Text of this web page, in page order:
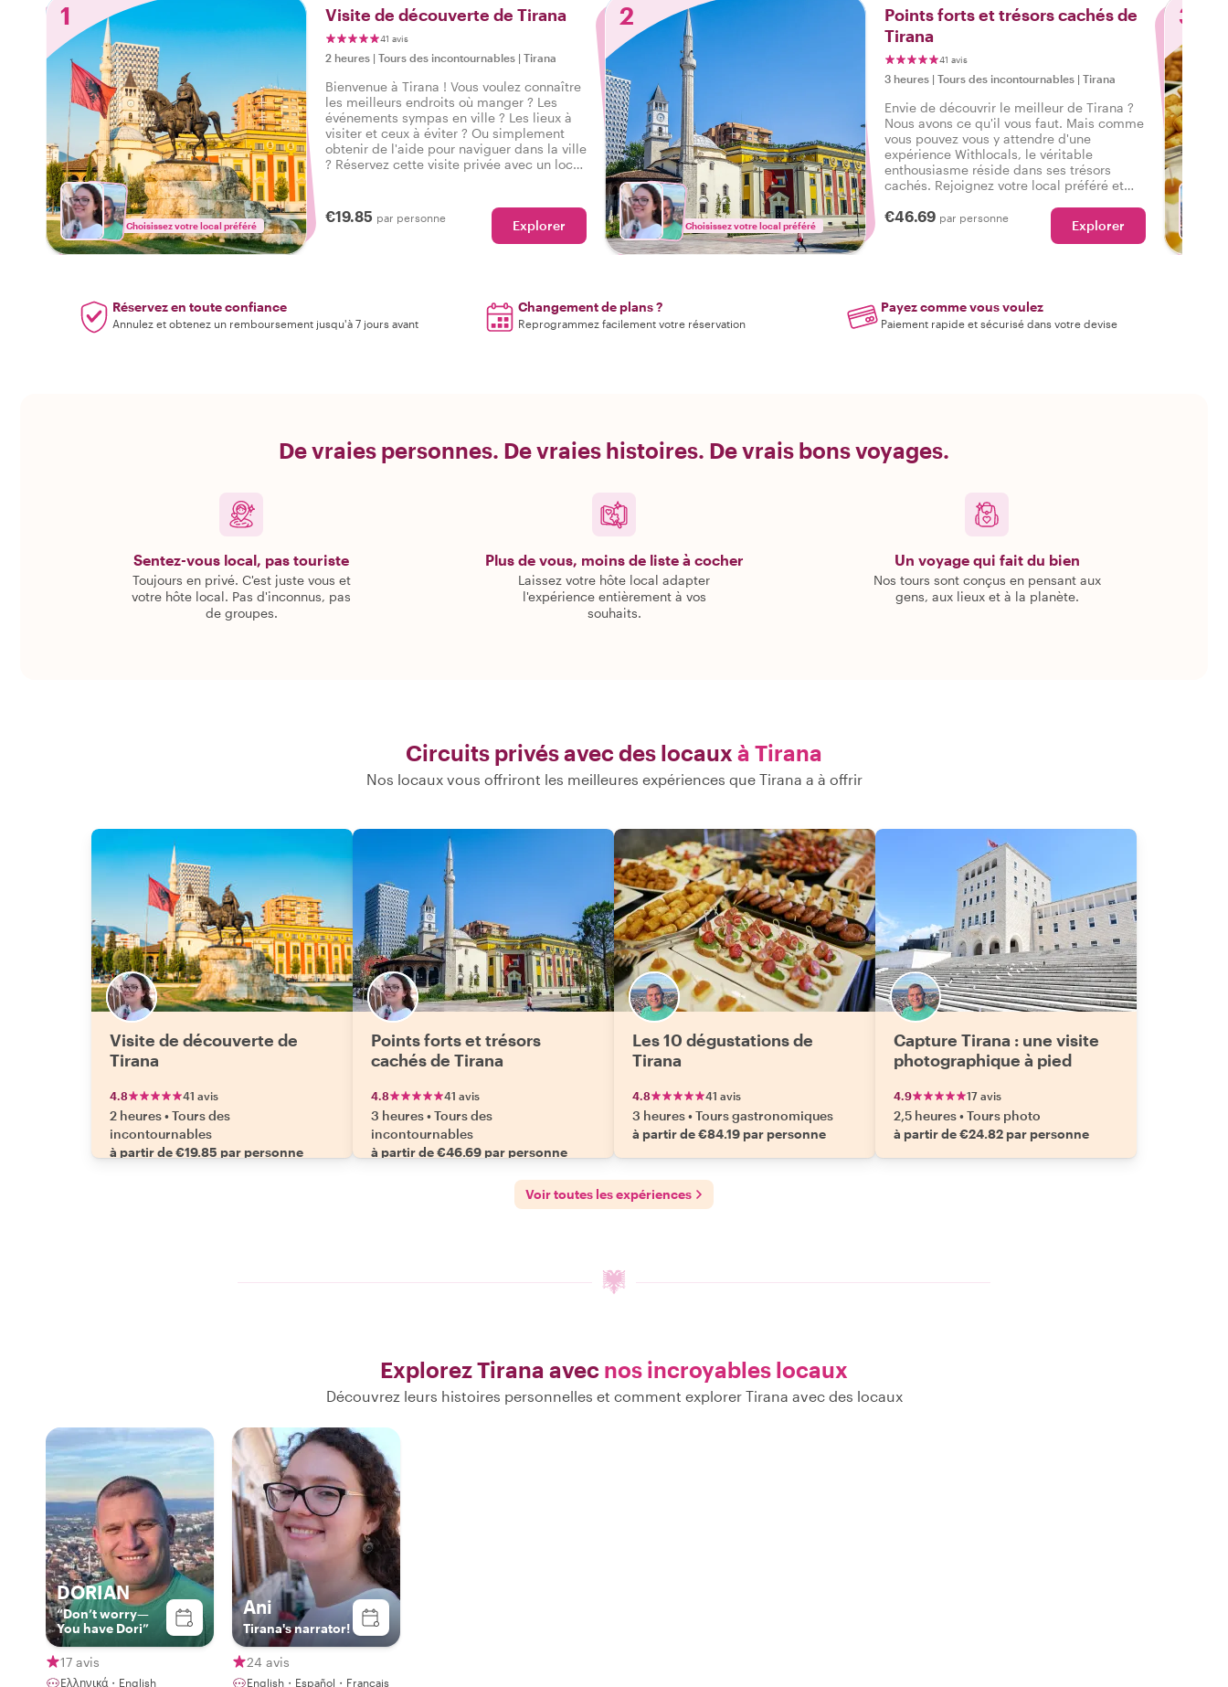
1
Choisissez votre local préféré
Visite de découverte de Tirana
41 avis
2 heures | Tours des incontournables | Tirana
Bienvenue à Tirana ! Vous voulez connaître
les meilleurs endroits où manger ? Les
événements sympas en ville ? Les lieux à
visiter et ceux à éviter ? Ou simplement
obtenir de l'aide pour naviguer dans la ville
? Réservez cette visite privée avec un local
trip.
€19.85 par personne Explorer
2
Choisissez votre local préféré
Points forts et trésors cachés de
Tirana
41 avis
3 heures | Tours des incontournables | Tirana
Envie de découvrir le meilleur de Tirana ?
Nous avons ce qu'il vous faut. Mais comme
vous pouvez vous y attendre d'une
expérience Withlocals, le véritable
enthousiasme réside dans ses trésors
cachés. Rejoignez votre local préféré et
ville lors d'une visite qui a tout pour vous
faire dire : J'ai vécu la vraie Tirana !
€46.69 par personne Explorer
3
Réservez en toute confiance
Annulez et obtenez un remboursement jusqu'à 7 jours avant
Changement de plans ?
Reprogrammez facilement votre réservation
Payez comme vous voulez
Paiement rapide et sécurisé dans votre devise
De vraies personnes. De vraies histoires. De vrais bons voyages.
Sentez-vous local, pas touriste
Toujours en privé. C'est juste vous et
votre hôte local. Pas d'inconnus, pas
de groupes.
Plus de vous, moins de liste à cocher
Laissez votre hôte local adapter
l'expérience entièrement à vos
souhaits.
Un voyage qui fait du bien
Nos tours sont conçus en pensant aux
gens, aux lieux et à la planète.
Circuits privés avec des locaux à Tirana
Nos locaux vous offriront les meilleures expériences que Tirana a à offrir
Visite de découverte de
Tirana
4.8 41 avis
2 heures•Tours des
incontournables
à partir de €19.85 par personne
Points forts et trésors
cachés de Tirana
4.8 41 avis
3 heures•Tours des
incontournables
à partir de €46.69 par personne
Les 10 dégustations de
Tirana
4.8 41 avis
3 heures•Tours gastronomiques
à partir de €84.19 par personne
Capture Tirana : une visite
photographique à pied
4.9 17 avis
2,5 heures•Tours photo
à partir de €24.82 par personne
Voir toutes les expériences
Explorez Tirana avec nos incroyables locaux
Découvrez leurs histoires personnelles et comment explorer Tirana avec des locaux
DORIAN
“Don’t worry—
You have Dori”
17 avis
Ελληνικά・English
Ani
Tirana's narrator!
24 avis
English・Español・Français